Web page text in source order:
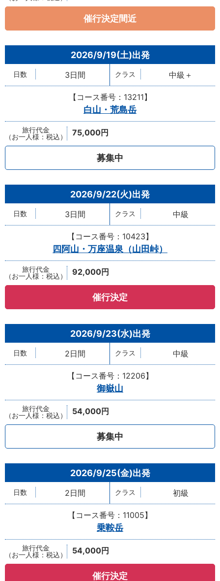
催行決定間近
2026/9/19(土)
3日間 中級＋
【コース番号：13211】
白山・荒島岳
75,000円
募集中
2026/9/22(火)
3日間 中級
【コース番号：10423】
四阿山・万座温泉（山田峠）
92,000円
催行決定
2026/9/23(水)
2日間 中級
【コース番号：12206】
御嶽山
54,000円
募集中
2026/9/25(金)
2日間 初級
【コース番号：11005】
乗鞍岳
54,000円
催行決定